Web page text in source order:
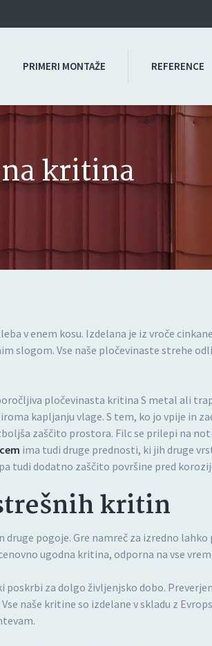
PRIMERI MONTAŽE REFERENCE
kritina
v enem kosu. Izdelana je iz vroče
Vse naše pločevinaste strehe
pločevinasta kritina S metal ali
kapljanju vlage. S tem, ko jo vpije in
zaščito prostora. Filc se prilepi na
ima tudi druge prednosti, ki jih druge
tudi dodatno zaščito površine pred
kritin
pogoje. Gre namreč za izredno
ugodna kritina, odporna na vse
za dolgo življenjsko dobo.
naše kritine so izdelane v skladu z